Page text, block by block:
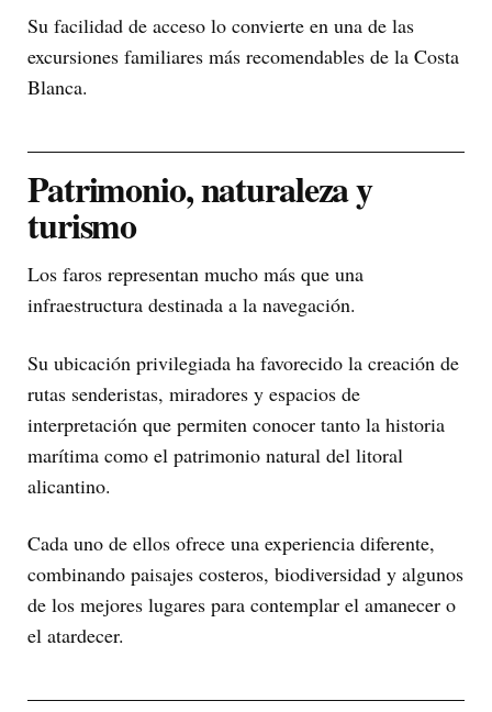
Su facilidad de acceso lo convierte en una de las
excursiones familiares más recomendables de la Costa
Blanca.
Patrimonio, naturaleza y
turismo
Los faros representan mucho más que una
infraestructura destinada a la navegación.
Su ubicación privilegiada ha favorecido la creación de
rutas senderistas, miradores y espacios de
interpretación que permiten conocer tanto la historia
marítima como el patrimonio natural del litoral
alicantino.
Cada uno de ellos ofrece una experiencia diferente,
combinando paisajes costeros, biodiversidad y algunos
de los mejores lugares para contemplar el amanecer o
el atardecer.